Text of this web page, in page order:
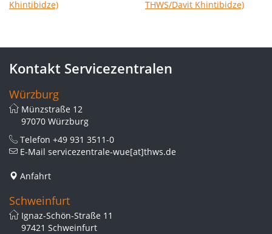
Kontakt Servicezentralen
Würzburg
Münzstraße 12
97070 Würzburg
Telefon +49 931 3511-0
E-Mail servicezentrale-wue[at]thws.de
Anfahrt
Schweinfurt
Ignaz-Schön-Straße 11
97421 Schweinfurt